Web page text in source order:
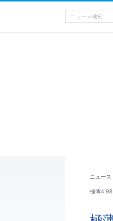
ニュー
極薄